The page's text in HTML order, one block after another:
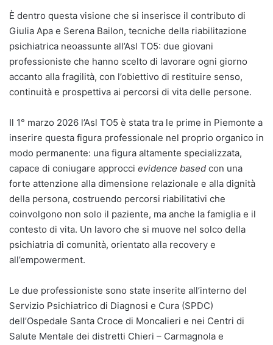
È dentro questa visione che si inserisce il contributo di
Giulia Apa e Serena Bailon, tecniche della riabilitazione
psichiatrica neoassunte all’Asl TO5: due giovani
professioniste che hanno scelto di lavorare ogni giorno
accanto alla fragilità, con l’obiettivo di restituire senso,
continuità e prospettiva ai percorsi di vita delle persone.
Il 1° marzo 2026 l’Asl TO5 è stata tra le prime in Piemonte a
inserire questa figura professionale nel proprio organico in
modo permanente: una figura altamente specializzata,
capace di coniugare approcci evidence based con una
forte attenzione alla dimensione relazionale e alla dignità
della persona, costruendo percorsi riabilitativi che
coinvolgono non solo il paziente, ma anche la famiglia e il
contesto di vita. Un lavoro che si muove nel solco della
psichiatria di comunità, orientato alla recovery e
all’empowerment.
Le due professioniste sono state inserite all’interno del
Servizio Psichiatrico di Diagnosi e Cura (SPDC)
dell’Ospedale Santa Croce di Moncalieri e nei Centri di
Salute Mentale dei distretti Chieri – Carmagnola e